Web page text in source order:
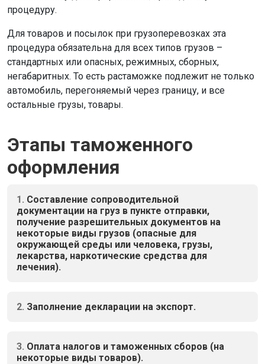
процедуру.
Для товаров и посылок при грузоперевозках эта
процедура обязательна для всех типов грузов –
стандартных или опасных, режимных, сборных,
негабаритных. То есть растаможке подлежит не только
автомобиль, перегоняемый через границу, и все
остальные грузы, товары.
Этапы таможенного
оформления
1. Составление сопроводительной
документации на груз в пункте отправки,
получение разрешительных документов на
некоторые виды грузов (опасные для
окружающей среды или человека, грузы,
лекарства, наркотические средства для
лечения).
2. Заполнение декларации на экспорт.
3. Оплата налогов и таможенных сборов (на
некоторые виды товаров).